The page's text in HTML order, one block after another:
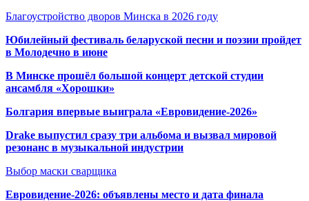
Благоустройство дворов Минска в 2026 году
Юбилейный фестиваль беларуской песни и поэзии пройдет
в Молодечно в июне
В Минске прошёл большой концерт детской студии
ансамбля «Хорошки»
Болгария впервые выиграла «Евровидение-2026»
Drake выпустил сразу три альбома и вызвал мировой
резонанс в музыкальной индустрии
Выбор маски сварщика
Евровидение-2026: объявлены место и дата финала